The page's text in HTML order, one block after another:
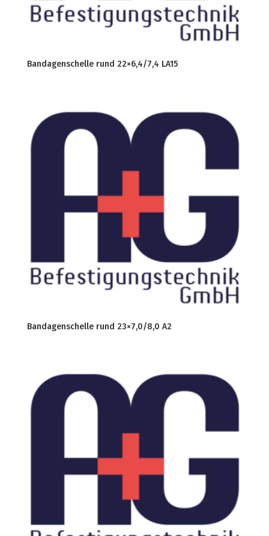
Bandagenschelle rund 22×6,4/7,4 LA15
Bandagenschelle rund 23×7,0/8,0 A2